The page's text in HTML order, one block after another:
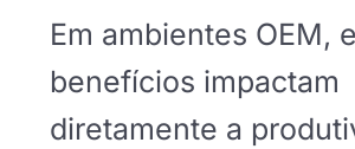
Em ambientes OEM,
benefícios impactam
diretamente a